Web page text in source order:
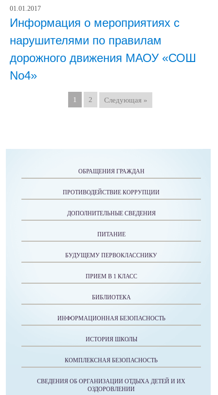
01.01.2017
Информация о мероприятиях с
нарушителями по правилам
дорожного движения МАОУ «СОШ
No4»
1 2 Следующая »
ОБРАЩЕНИЯ ГРАЖДАН
ПРОТИВОДЕЙСТВИЕ КОРРУПЦИИ
ДОПОЛНИТЕЛЬНЫЕ СВЕДЕНИЯ
ПИТАНИЕ
БУДУЩЕМУ ПЕРВОКЛАССНИКУ
ПРИЕМ В 1 КЛАСС
БИБЛИОТЕКА
ИНФОРМАЦИОННАЯ БЕЗОПАСНОСТЬ
ИСТОРИЯ ШКОЛЫ
КОМПЛЕКСНАЯ БЕЗОПАСНОСТЬ
СВЕДЕНИЯ ОБ ОРГАНИЗАЦИИ ОТДЫХА ДЕТЕЙ И ИХ
ОЗДОРОВЛЕНИИ